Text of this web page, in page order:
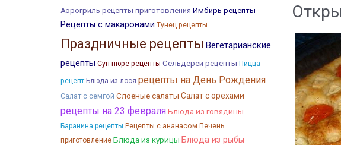
Аэрогриль рецепты приготовления Имбирь рецепты
Рецепты с макаронами Тунец рецепты
Праздничные рецепты Вегетарианские
рецепты Суп пюре рецепты Сельдерей рецепты Пицца
рецепт Блюда из лося рецепты на День Рождения
Салат с семгой Слоеные салаты Салат с орехами
рецепты на 23 февраляБлюда из говядины
Баранина рецепты Рецепты с ананасом Печень
приготовление Блюда из курицы Блюда из рыбы